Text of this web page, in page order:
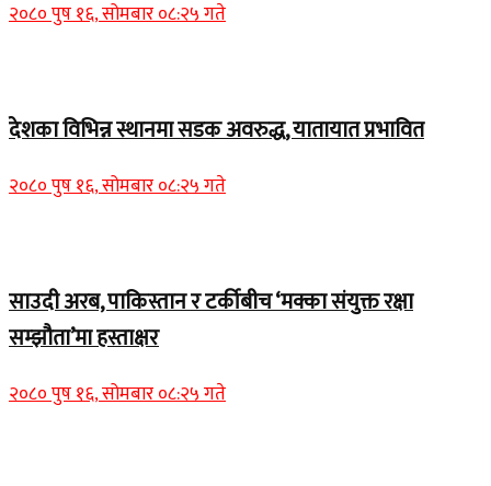
२०८० पुष १६, सोमबार ०८:२५ गते
देशका विभिन्न स्थानमा सडक अवरुद्ध, यातायात प्रभावित
२०८० पुष १६, सोमबार ०८:२५ गते
साउदी अरब, पाकिस्तान र टर्कीबीच ‘मक्का संयुक्त रक्षा
सम्झौता’मा हस्ताक्षर
२०८० पुष १६, सोमबार ०८:२५ गते